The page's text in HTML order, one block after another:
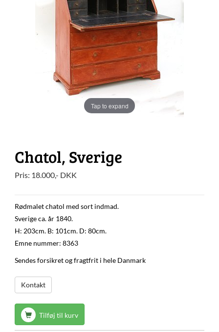
Tap to expand
Chatol, Sverige
Pris: 18.000,- DKK
Rødmalet chatol med sort indmad.
Sverige ca. år 1840.
H: 203cm. B: 101cm. D: 80cm.
Emne nummer: 8363
Sendes forsikret og fragtfrit i hele Danmark
Kontakt
Tilføj til kurv